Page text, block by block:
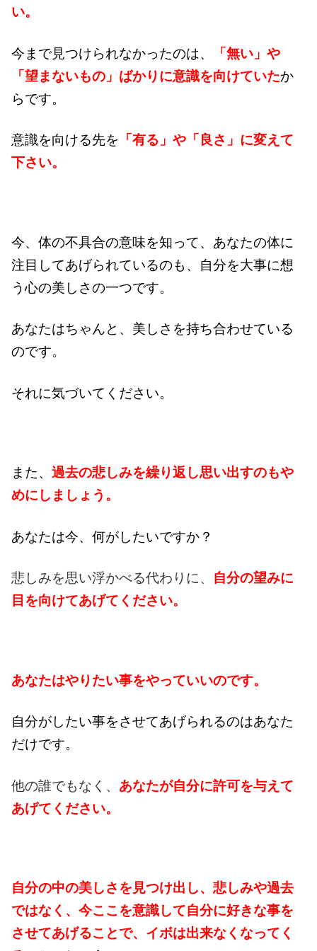
い。
今まで見つけられなかったのは、
「無い」や
「望まないもの」ばかりに意識を向けていたか
らです。
意識を向ける先を
「有る」や「良さ」に変えて
下さい。
今、体の不具合の意味を知って、あなたの体に
注目してあげられているのも、自分を大事に想
う心の美しさの一つです。
あなたはちゃんと、美しさを持ち合わせている
のです。
それに気づいてください。
また、過去の悲しみを繰り返し思い出すのもや
めにしましょう。
あなたは今、何がしたいですか？
悲しみを思い浮かべる代わりに、 自分の望みに
目を向けてあげてください。
あなたはやりたい事をやっていいのです。
自分がしたい事をさせてあげられるのはあなた
だけです。
他の誰でもなく、 あなたが自分に許可を与えて
あげてください。
自分の中の美しさを見つけ出し、悲しみや過去
ではなく、今ここを意識して自分に好きな事を
させてあげることで、イボは出来なくなってく